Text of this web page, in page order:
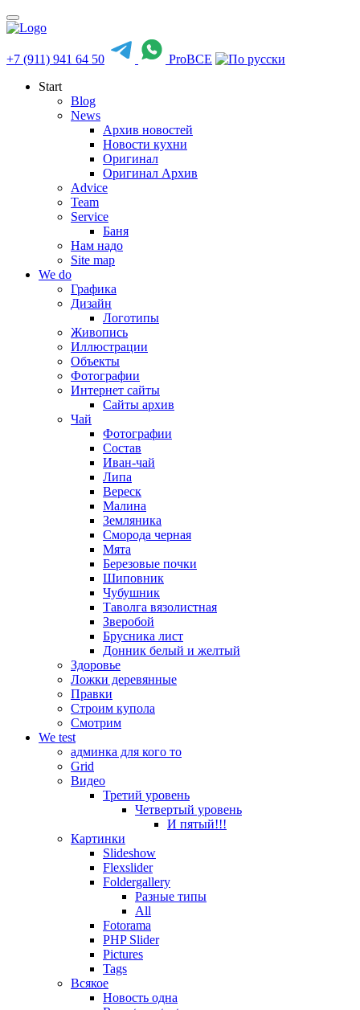
+7 (911) 941 64 50
ProBCE
Start
Blog
News
Архив новостей
Новости кухни
Оригинал
Оригинал Архив
Advice
Team
Service
Баня
Нам надо
Site map
We do
Графика
Дизайн
Логотипы
Живопись
Иллюстрации
Объекты
Фотографии
Интернет сайты
Сайты архив
Чай
Фотографии
Состав
Иван-чай
Липа
Вереск
Малина
Земляника
Сморода черная
Мята
Березовые почки
Шиповник
Чубушник
Таволга вязолистная
Зверобой
Брусника лист
Донник белый и желтый
Здоровье
Ложки деревянные
Правки
Строим купола
Смотрим
We test
админка для кого то
Grid
Видео
Третий уровень
Четвертый уровень
И пятый!!!
Картинки
Slideshow
Flexslider
Foldergallery
Разные типы
All
Fotorama
PHP Slider
Pictures
Tags
Всякое
Новость одна